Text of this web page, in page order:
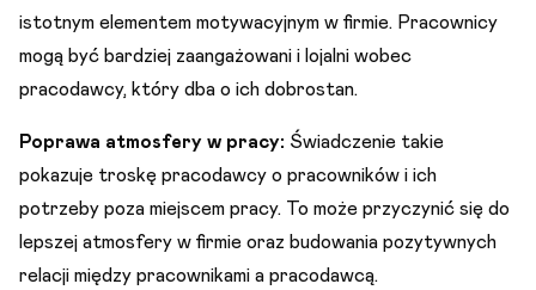
istotnym elementem motywacyjnym w firmie. Pracownicy
mogą być bardziej zaangażowani i lojalni wobec
pracodawcy, który dba o ich dobrostan.
Poprawa atmosfery w pracy: Świadczenie takie
pokazuje troskę pracodawcy o pracowników i ich
potrzeby poza miejscem pracy. To może przyczynić się do
lepszej atmosfery w firmie oraz budowania pozytywnych
relacji między pracownikami a pracodawcą.